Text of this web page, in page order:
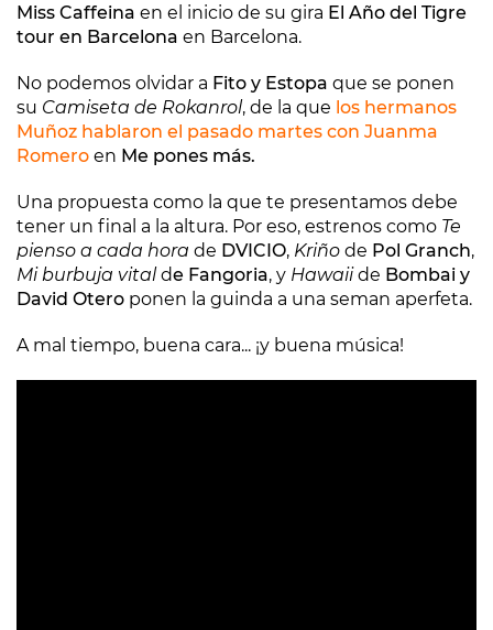
Miss Caffeina en el inicio de su gira El Año del Tigre
tour en Barcelona en Barcelona.
No podemos olvidar a Fito y Estopa que se ponen
su Camiseta de Rokanrol, de la que los hermanos
Muñoz hablaron el pasado martes con Juanma
Romero en Me pones más.
Una propuesta como la que te presentamos debe
tener un final a la altura. Por eso, estrenos como Te
pienso a cada hora de DVICIO, Kriño de Pol Granch,
Mi burbuja vitalde Fangoria, y Hawaiide Bombai y
David Otero ponen la guinda a una seman aperfeta.
A mal tiempo, buena cara... ¡y buena música!